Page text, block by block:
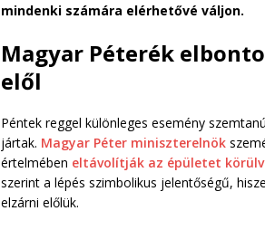
mindenki számára elérhetővé váljon.
Magyar Péterék
elől
Péntek reggel különleges esemény
jártak. Magyar Péter miniszterelnök
értelmében eltávolítják az épületet
szerint a lépés szimbolikus jelentőségű,
elzárni előlük.